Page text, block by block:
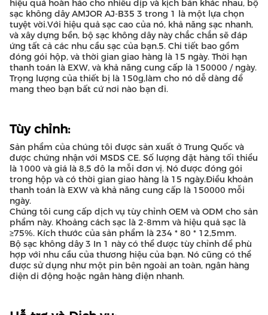
hiệu quả hoàn hảo cho nhiều dịp và kịch bản khác nhau, bộ
sạc không dây AMJOR AJ-B35 3 trong 1 là một lựa chọn
tuyệt vời.Với hiệu quả sạc cao của nó, khả năng sạc nhanh,
và xây dựng bền, bộ sạc không dây này chắc chắn sẽ đáp
ứng tất cả các nhu cầu sạc của bạn.5. Chi tiết bao gồm
đóng gói hộp, và thời gian giao hàng là 15 ngày. Thời hạn
thanh toán là EXW, và khả năng cung cấp là 150000 / ngày.
Trọng lượng của thiết bị là 150g,làm cho nó dễ dàng để
mang theo bạn bất cứ nơi nào bạn đi.
Tùy chỉnh:
Sản phẩm của chúng tôi được sản xuất ở Trung Quốc và
được chứng nhận với MSDS CE. Số lượng đặt hàng tối thiểu
là 1000 và giá là 8,5 đô la mỗi đơn vị. Nó được đóng gói
trong hộp và có thời gian giao hàng là 15 ngày.Điều khoản
thanh toán là EXW và khả năng cung cấp là 150000 mỗi
ngày.
Chúng tôi cung cấp dịch vụ tùy chỉnh OEM và ODM cho sản
phẩm này. Khoảng cách sạc là 2-8mm và hiệu quả sạc là
≥75%. Kích thước của sản phẩm là 234 * 80 * 12,5mm.
Bộ sạc không dây 3 In 1 này có thể được tùy chỉnh để phù
hợp với nhu cầu của thương hiệu của bạn. Nó cũng có thể
được sử dụng như một pin bên ngoài an toàn, ngân hàng
điện di động hoặc ngân hàng điện nhanh.